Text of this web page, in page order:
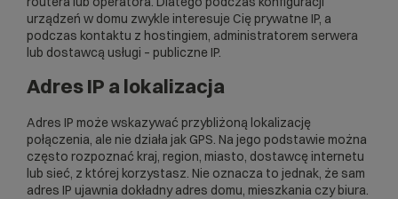
urządzeń w domu zwykle interesuje Cię prywatne IP, a
podczas kontaktu z hostingiem, administratorem serwera
lub dostawcą usługi – publiczne IP.
Adres IP a lokalizacja
Adres IP może wskazywać przybliżoną lokalizację
połączenia, ale nie działa jak GPS. Na jego podstawie można
często rozpoznać kraj, region, miasto, dostawcę internetu
lub sieć, z której korzystasz. Nie oznacza to jednak, że sam
adres IP ujawnia dokładny adres domu, mieszkania czy biura.